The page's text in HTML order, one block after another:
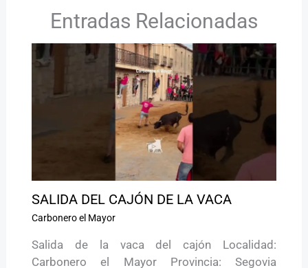
Entradas Relacionadas
SALIDA DEL CAJÓN DE LA VACA
Carbonero el Mayor
Salida de la vaca del cajón Localidad:
Carbonero el Mayor Provincia: Segovia